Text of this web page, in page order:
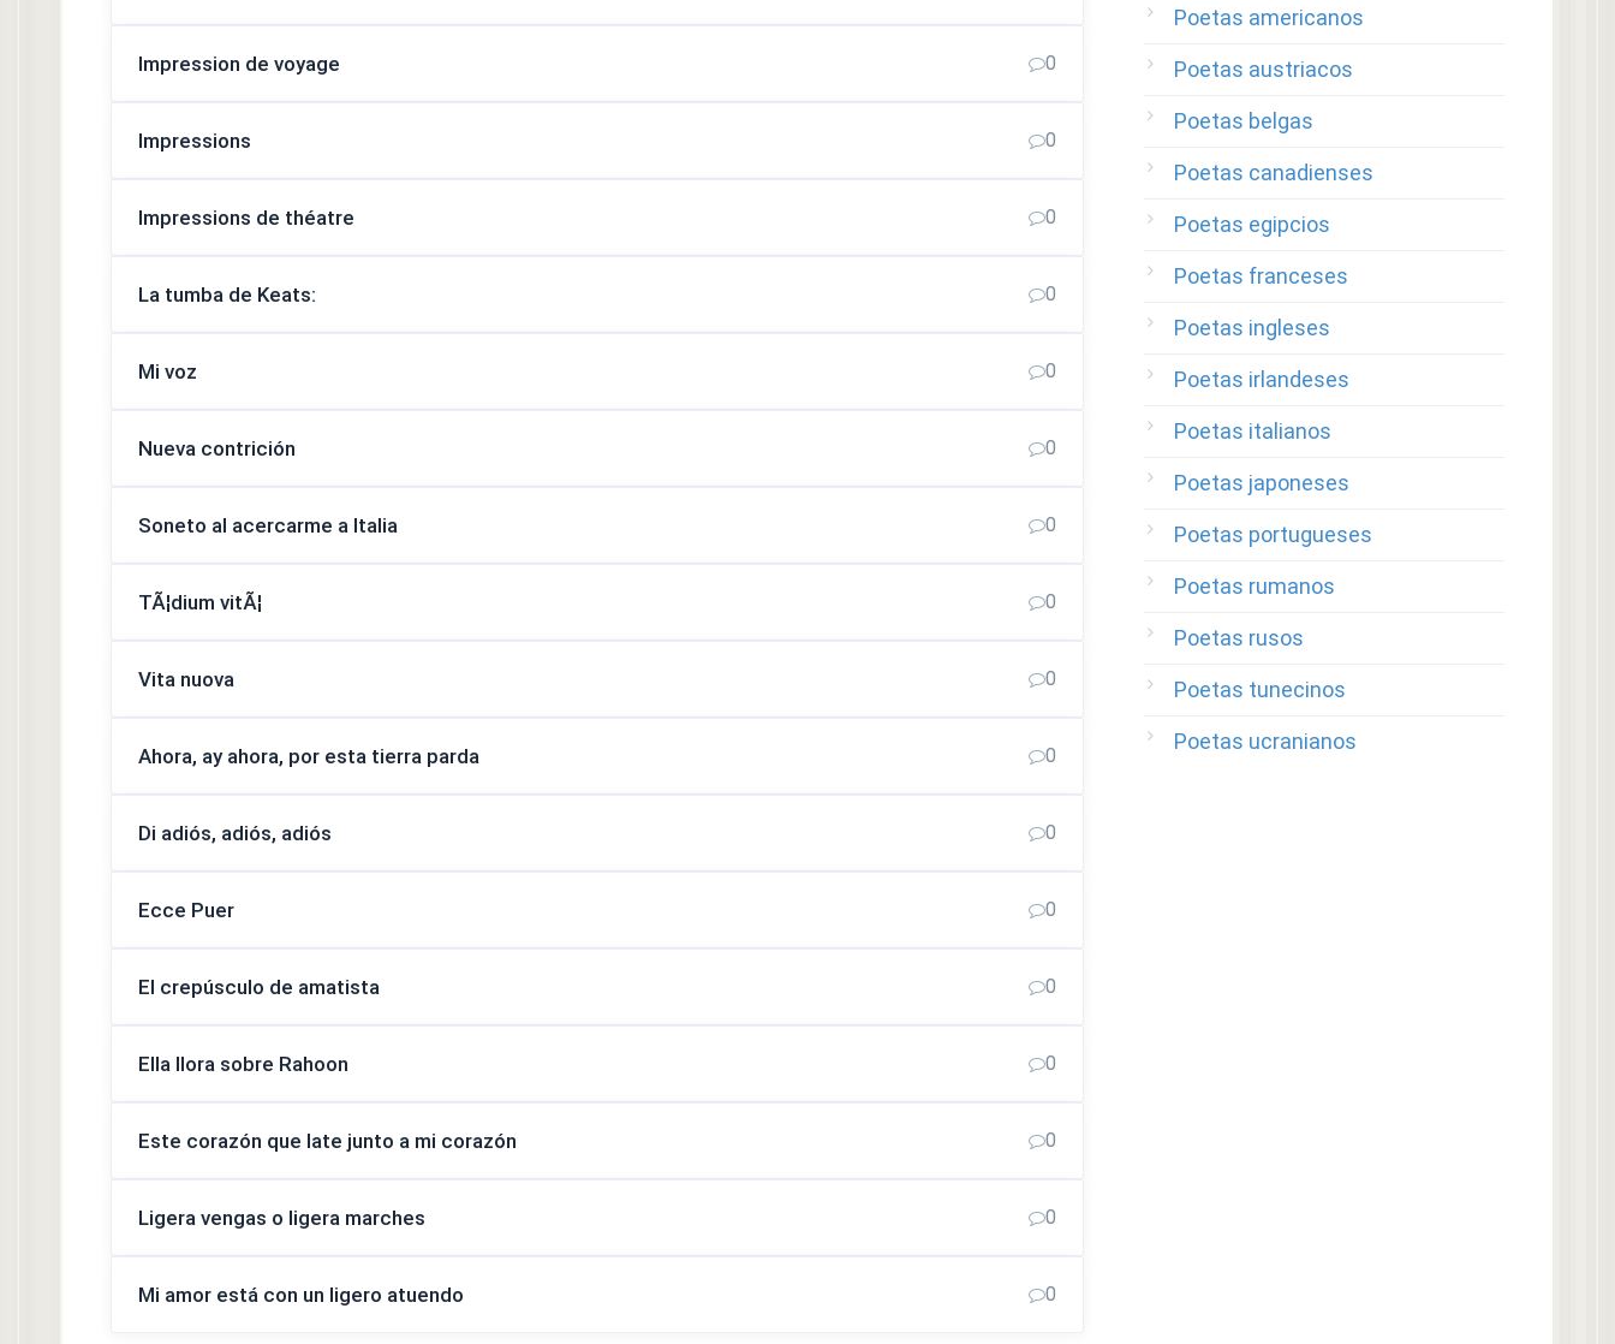
Impression de voyage 0
Impressions 0
Impressions de théatre 0
La tumba de Keats: 0
Mi voz 0
Nueva contrición 0
Soneto al acercarme a Italia 0
TÃ¦dium vitÃ¦ 0
Vita nuova 0
Ahora, ay ahora, por esta tierra parda 0
Di adiós, adiós, adiós 0
Ecce Puer 0
El crepúsculo de amatista 0
Ella llora sobre Rahoon 0
Este corazón que late junto a mi corazón 0
Ligera vengas o ligera marches 0
Mi amor está con un ligero atuendo 0
Poetas americanos
Poetas austriacos
Poetas belgas
Poetas canadienses
Poetas egipcios
Poetas franceses
Poetas ingleses
Poetas irlandeses
Poetas italianos
Poetas japoneses
Poetas portugueses
Poetas rumanos
Poetas rusos
Poetas tunecinos
Poetas ucranianos